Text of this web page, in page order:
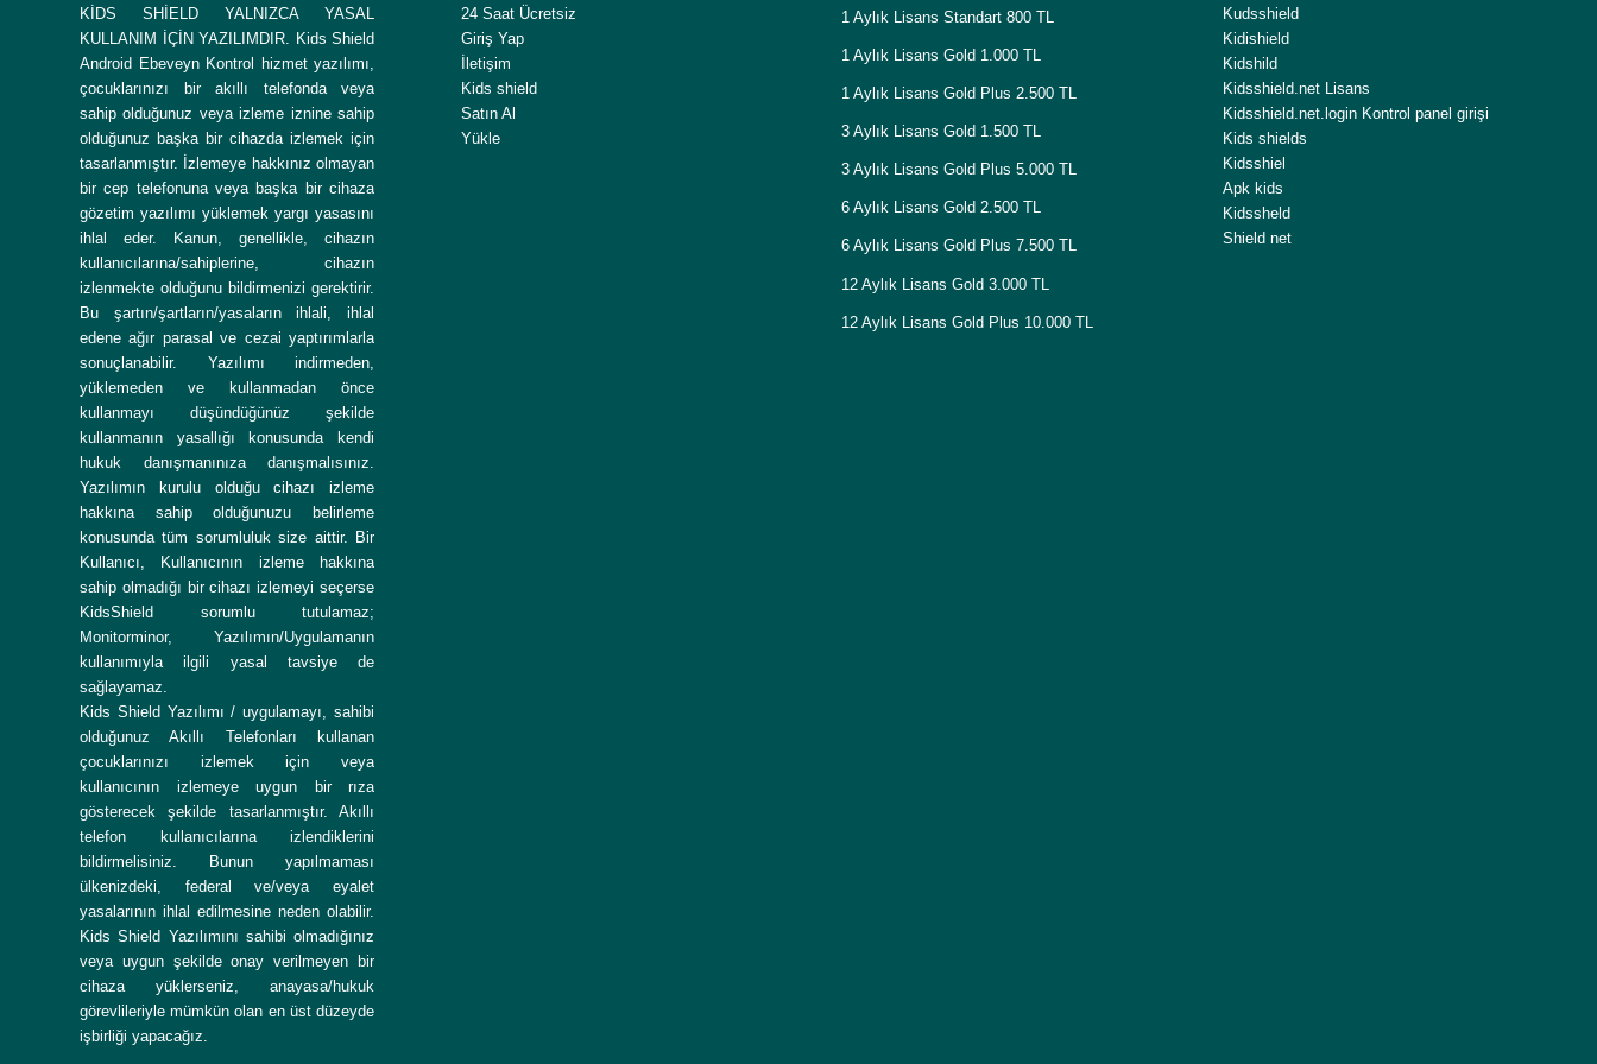
KİDS SHİELD YALNIZCA YASAL
KULLANIM İÇİN YAZILIMDIR. Kids Shield
Android Ebeveyn Kontrol hizmet yazılımı,
çocuklarınızı bir akıllı telefonda veya
sahip olduğunuz veya izleme iznine sahip
olduğunuz başka bir cihazda izlemek için
tasarlanmıştır. İzlemeye hakkınız olmayan
bir cep telefonuna veya başka bir cihaza
gözetim yazılımı yüklemek yargı yasasını
ihlal eder. Kanun, genellikle, cihazın
kullanıcılarına/sahiplerine, cihazın
izlenmekte olduğunu bildirmenizi gerektirir.
Bu şartın/şartların/yasaların ihlali, ihlal
edene ağır parasal ve cezai yaptırımlarla
sonuçlanabilir. Yazılımı indirmeden,
yüklemeden ve kullanmadan önce
kullanmayı düşündüğünüz şekilde
kullanmanın yasallığı konusunda kendi
hukuk danışmanınıza danışmalısınız.
Yazılımın kurulu olduğu cihazı izleme
hakkına sahip olduğunuzu belirleme
konusunda tüm sorumluluk size aittir. Bir
Kullanıcı, Kullanıcının izleme hakkına
sahip olmadığı bir cihazı izlemeyi seçerse
KidsShield sorumlu tutulamaz;
Monitorminor, Yazılımın/Uygulamanın
kullanımıyla ilgili yasal tavsiye de
sağlayamaz.
Kids Shield Yazılımı / uygulamayı, sahibi
olduğunuz Akıllı Telefonları kullanan
çocuklarınızı izlemek için veya
kullanıcının izlemeye uygun bir rıza
gösterecek şekilde tasarlanmıştır. Akıllı
telefon kullanıcılarına izlendiklerini
bildirmelisiniz. Bunun yapılmaması
ülkenizdeki, federal ve/veya eyalet
yasalarının ihlal edilmesine neden olabilir.
Kids Shield Yazılımını sahibi olmadığınız
veya uygun şekilde onay verilmeyen bir
cihaza yüklerseniz, anayasa/hukuk
görevlileriyle mümkün olan en üst düzeyde
işbirliği yapacağız.
24 Saat Ücretsiz
Giriş Yap
İletişim
Kids shield
Satın Al
Yükle
1 Aylık Lisans Standart 800 TL
1 Aylık Lisans Gold 1.000 TL
1 Aylık Lisans Gold Plus 2.500 TL
3 Aylık Lisans Gold 1.500 TL
3 Aylık Lisans Gold Plus 5.000 TL
6 Aylık Lisans Gold 2.500 TL
6 Aylık Lisans Gold Plus 7.500 TL
12 Aylık Lisans Gold 3.000 TL
12 Aylık Lisans Gold Plus 10.000 TL
Kudsshield
Kidishield
Kidshild
Kidsshield.net Lisans
Kidsshield.net.login Kontrol panel girişi
Kids shields
Kidsshiel
Apk kids
Kidssheld
Shield net